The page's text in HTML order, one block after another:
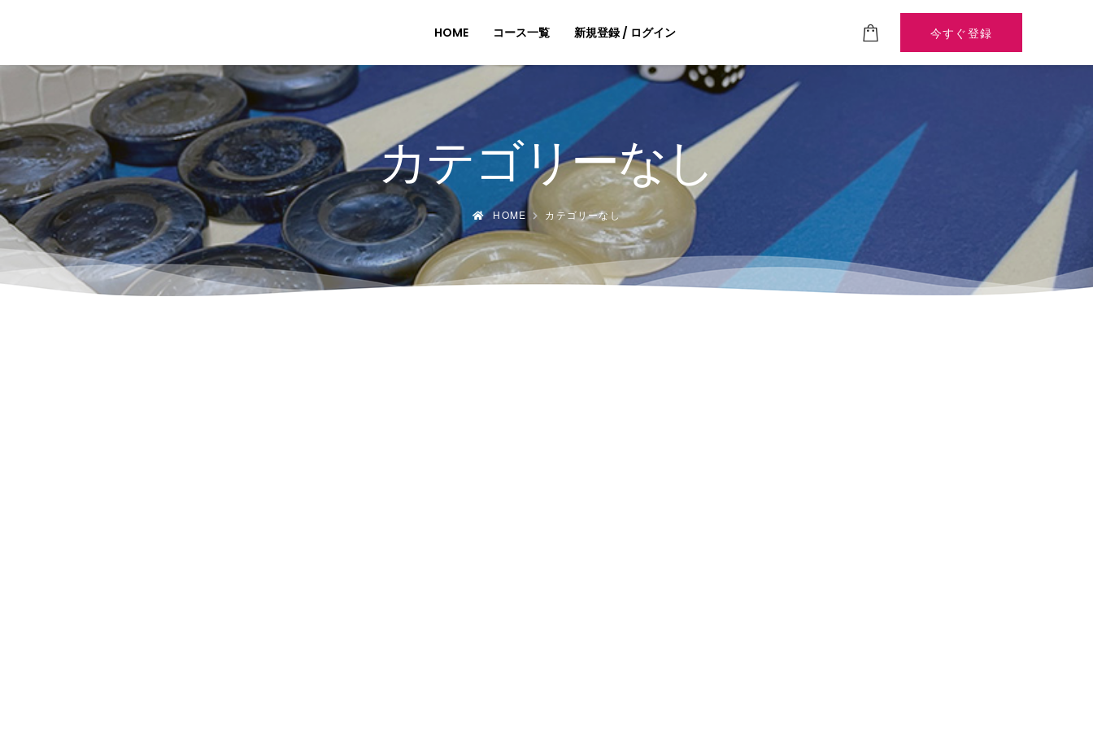
HOME コース一覧 新規登録 / ログイン 今すぐ登録
カテゴリーなし
HOME カテゴリーなし